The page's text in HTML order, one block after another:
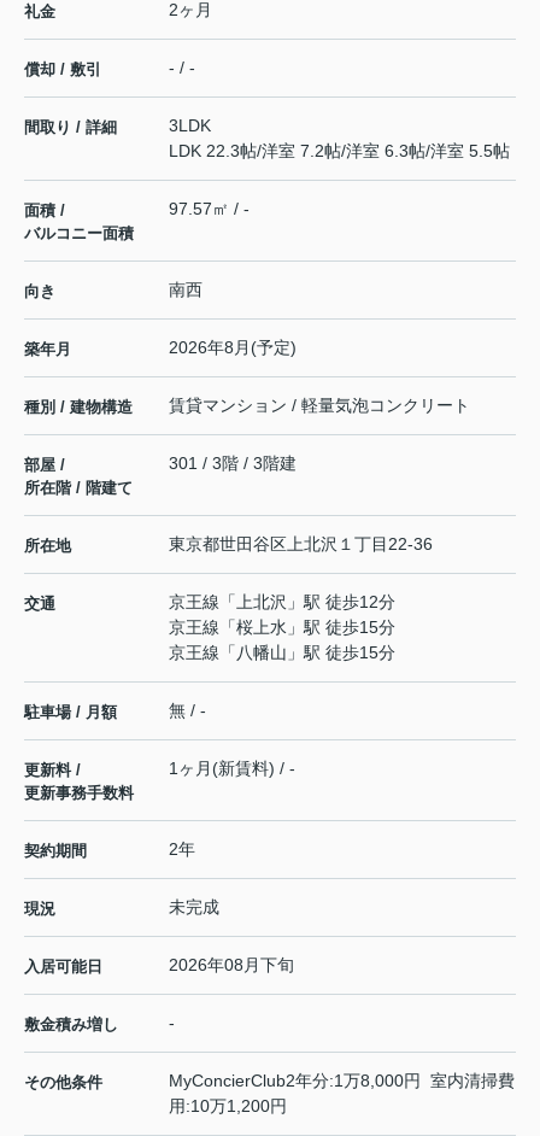
礼金 2ヶ月
償却 / 敷引 - / -
間取り / 詳細
3LDK
LDK 22.3帖/洋室 7.2帖/洋室 6.3帖/洋室 5.5帖
面積 /
バルコニー面積
97.57㎡ / -
向き 南西
築年月 2026年8月(予定)
種別 / 建物構造 賃貸マンション / 軽量気泡コンクリート
部屋 /
所在階 / 階建て
301 / 3階 / 3階建
所在地 東京都世田谷区上北沢 １丁目22-36
交通 京王線 「上北沢 」駅 徒歩12分
京王線 「桜上水 」駅 徒歩15分
京王線 「 八幡山 」駅 徒歩15分
駐車場 / 月額 無 / -
更新料 /
更新事務手数料
1ヶ月(新賃料) / -
契約期間 2年
現況 未完成
入居可能日 2026年08月下旬
敷金積み増し -
その他条件
MyConcierClub2年分:1万8,000円 室内清掃費
用:10万1,200円